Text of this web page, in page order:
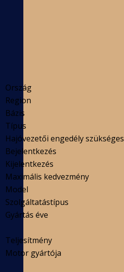
Ország
Region
Bázis
Típus
Hajóvezetői engedély szükséges
Bejelentkezés
Kijelentkezés
Maximális kedvezmény
Model
Szolgáltatástípus
Gyártás éve
Teljesítmény
Motor gyártója